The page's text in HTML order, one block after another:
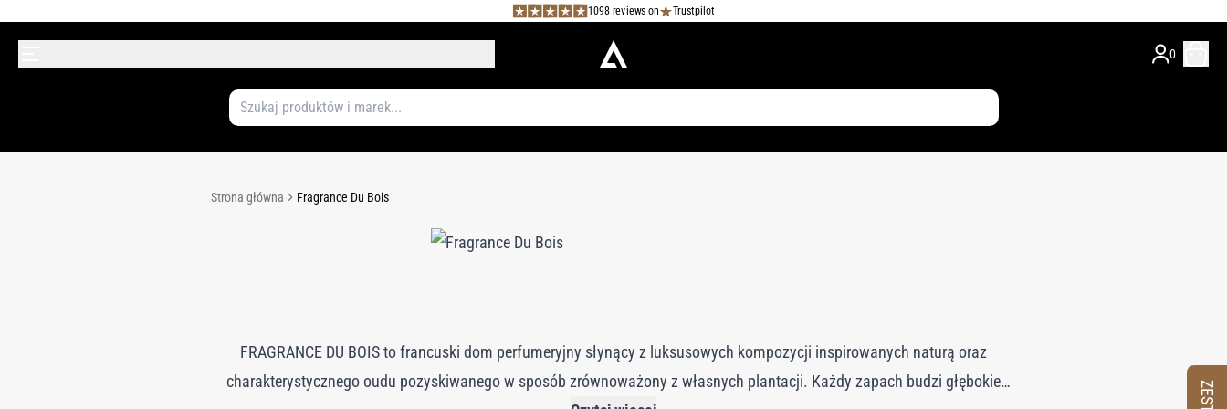
1098 reviews on Trustpilot
0
Strona główna Fragrance Du Bois
FRAGRANCE DU BOIS to francuski dom perfumeryjny słynący z luksusowych kompozycji inspirowanych naturą oraz
charakterystycznego oudu pozyskiwanego w sposób zrównoważony z własnych plantacji. Każdy zapach budzi głębokie